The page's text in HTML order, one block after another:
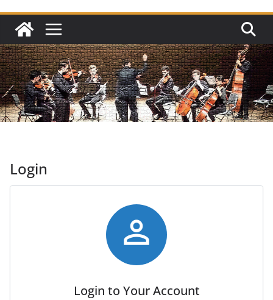
Login

Login to Your Account